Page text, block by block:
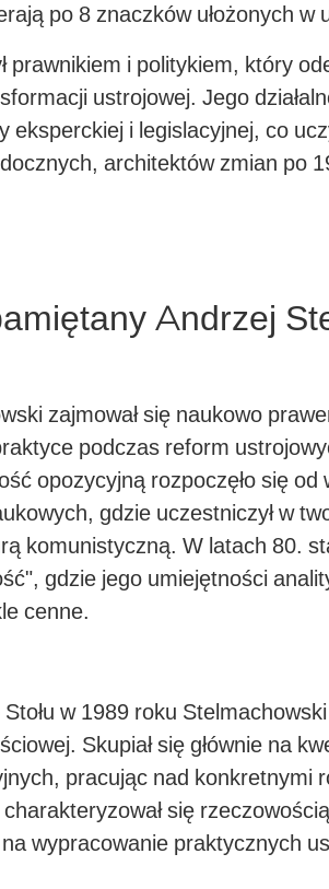
po 8 znaczków ułożonych w
prawnikiem i politykiem, który
ustrojowej. Jego
eksperckiej i legislacyjnej, co
architektów zmian po
Andrzej
zajmował się naukowo
podczas reform
opozycyjną rozpoczęło się od
gdzie uczestniczył w
komunistyczną. W latach 80.
gdzie jego umiejętności
cenne.
w 1989 roku Stelmachowski
Skupiał się głównie na
pracując nad konkretnymi
się
wypracowanie praktycznych